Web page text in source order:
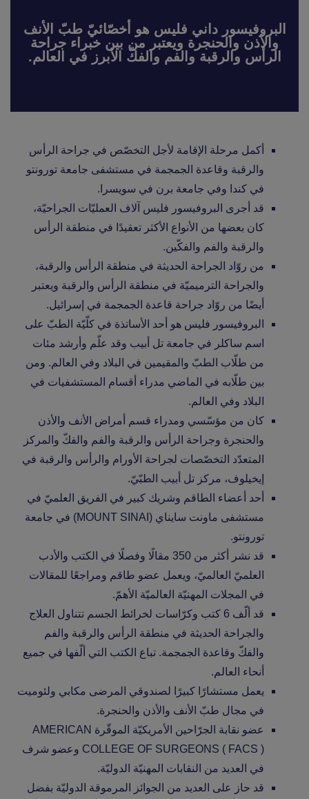
البروفيسور داني فليس هو أخصّائيّ طبّ الأنف
والأذن والحنجرة ويعتبر من بين خبراء جراحة
الرأس والرقبة والفم والفكّ الأبرز في العالم.
أكمل مرحلة الإقامة لأجل التخصّص في جراحة الرأس
والرقبة وقاعدة الجمجمة في مستشفى جامعة تورونتو
في كندا وفي جامعة برن في سويسرا.
قد أجرى البروفيسور فليس آلاف العمليّات الجراحيّة،
كان بعضها من الأنواع الأكثر تعقيدًا في منطقة الرأس
والرقبة والفم والفكّين.
من روّاد الجراحة الحديثة في منطقة الرأس والرقبة،
والجراحة الترميميّة في منطقة الرأس والرقبة ويعتبر
أيضًا من روّاد جراحة قاعدة الجمجمة في إسرائيل.
البروفيسور فليس هو أحد الأساتذة في كلّيّة الطبّ على
اسم ساكلر في جامعة تل أبيب وقد علّم وأرشد مئات
من طلّاب الطبّ والمقيمين في البلاد وفي العالم. ومن
بين طلّابه في الماضي مدراء أقسام المستشفيات في
البلاد وفي العالم.
كان من مؤسّسي ومدراء قسم أمراض الأنف والأذن
والحنجرة وجراحة الرأس والرقبة والفم والفكّ والمركز
المتعدّد التخصّصات لجراحة الأورام والرأس والرقبة في
إيخيلوف، مركز تل أبيب الطبّيّ.
أحد أعضاء الطاقم وشريك كبير في الفريق العلميّ في
مستشفى ماونت سايناي (MOUNT SINAI) في جامعة
تورونتو.
قد نشر أكثر من 350 مقالًا وفصلًا في الكتب والأدب
العلميّ العالميّ، ويعمل عضو طاقم ومراجعًا للمقالات
في المجلات المهنيّة العالميّة الأهمّ.
قد ألّف 6 كتب وكرّاسات لخرائط الجسم تتناول العلاج
والجراحة الحديثة في منطقة الرأس والرقبة والفم
والفكّ وقاعدة الجمجمة. تباع الكتب التي ألّفها في جميع
أنحاء العالم.
يعمل مستشارًا كبيرًا لصندوقي المرضى مكابي ولئوميت
في مجال طبّ الأنف والأذن والحنجرة.
عضو نقابة الجرّاحين الأمريكيّة الموقّرة AMERICAN
COLLEGE OF SURGEONS ( FACS ) وعضو شرف
في العديد من النقابات المهنيّة الدوليّة.
قد حاز على العديد من الجوائز المرموقة الدوليّة بفضل